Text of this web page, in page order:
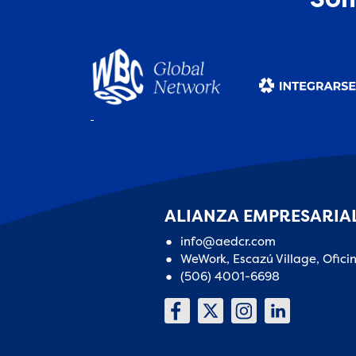
ALIANZA
info@aedcr.com
WeWork, Escazú Village,
(506) 4001-6698